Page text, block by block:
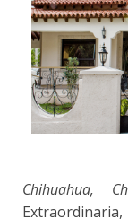
Chihuahua,